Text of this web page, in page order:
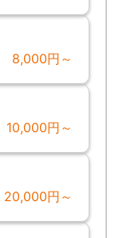
8,000円～
10,000円～
20,000円～